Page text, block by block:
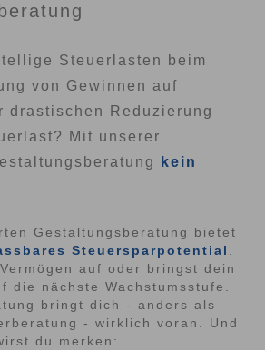
Steuerlasten beim
von Gewinnen auf
drastischen Reduzierung
Mit unserer
kein
Gestaltungsberatung bietet
Steuersparpotential .
auf oder bringst dein
die nächste Wachstumsstufe.
bringt dich - anders als
- wirklich voran. Und
du merken: